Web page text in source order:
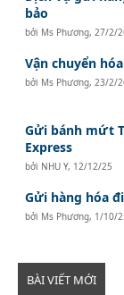
bảo
bởi Ms Phương, 27/2/
Vận chuyển
bởi Ms Phương, 23/2/
Gửi bánh mứt
Express
bởi NHU Y, 12/12/25
Gửi hàng hóa
bởi Ms Phương, 1/10/
BÀI VIẾT MỚI